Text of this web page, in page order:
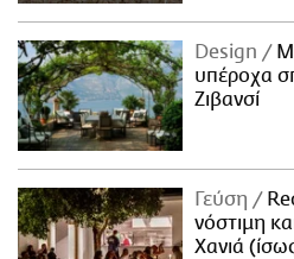
Design
υπέροχα
Ζιβανσί
Γεύση
νόστιμη
Χανιά